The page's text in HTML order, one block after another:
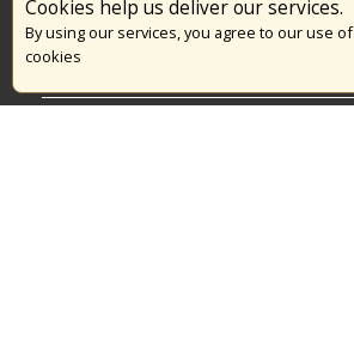
Cookies help us deliver our services.
By using our services, you agree to our use of
cookies
Το Πυροσβεστικό Σώμα